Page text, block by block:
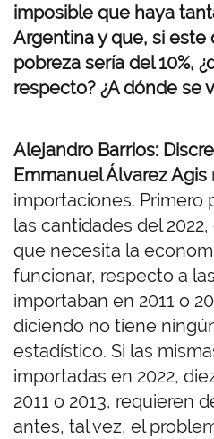
imposible que haya
Argentina y que, si este
pobreza sería del 10%,
respecto? ¿A dónde se
Alejandro Barrios:
Emmanuel Álvarez Agis
importaciones. Primero
las cantidades del
que necesita la
funcionar, respecto a
importaban en 2011 o
diciendo no tiene
estadístico. Si las
importadas en 2022,
2011 o 2013, requieren
antes, tal vez, el